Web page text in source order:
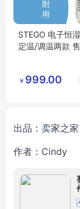
STEGO 电子恒
定温/调温两款
￥ 999.00
出品：卖家之家
作者：Cindy